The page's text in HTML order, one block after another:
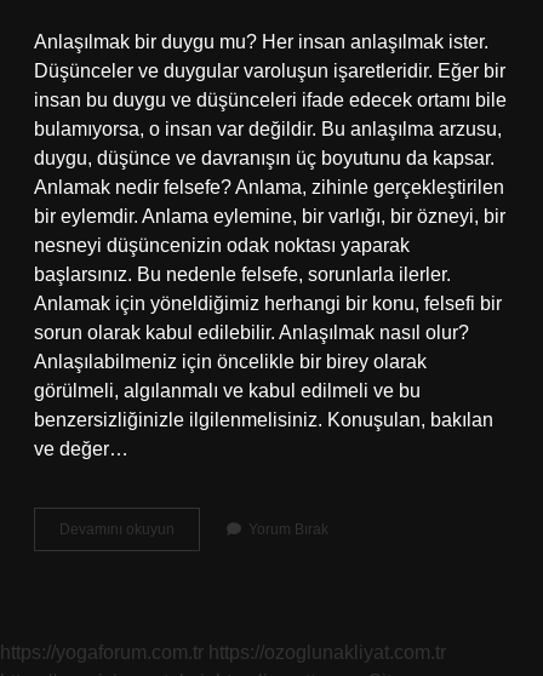
Anlaşılmak bir duygu mu? Her insan anlaşılmak ister.
Düşünceler ve duygular varoluşun işaretleridir. Eğer bir
insan bu duygu ve düşünceleri ifade edecek ortamı bile
bulamıyorsa, o insan var değildir. Bu anlaşılma arzusu,
duygu, düşünce ve davranışın üç boyutunu da kapsar.
Anlamak nedir felsefe? Anlama, zihinle gerçekleştirilen
bir eylemdir. Anlama eylemine, bir varlığı, bir özneyi, bir
nesneyi düşüncenizin odak noktası yaparak
başlarsınız. Bu nedenle felsefe, sorunlarla ilerler.
Anlamak için yöneldiğimiz herhangi bir konu, felsefi bir
sorun olarak kabul edilebilir. Anlaşılmak nasıl olur?
Anlaşılabilmeniz için öncelikle bir birey olarak
görülmeli, algılanmalı ve kabul edilmeli ve bu
benzersizliğinizle ilgilenmelisiniz. Konuşulan, bakılan
ve değer…
Devamını okuyun Anlamak
Ve
Yorum Bırak
https://yogaforum.com.tr https://ozoglunakliyat.com.tr